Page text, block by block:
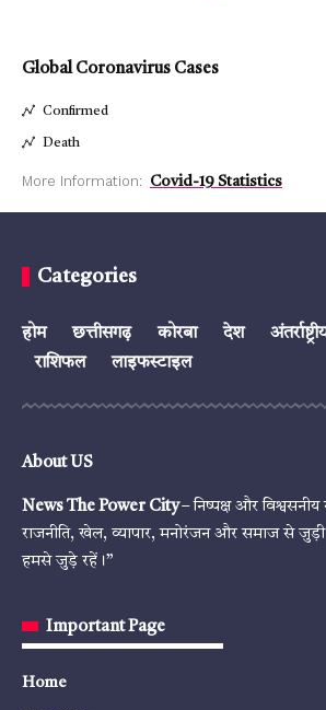
Global Coronavirus Cases
Confirmed
Death
More Information: Covid-19 Statistics
Categories
होम छत्तीसगढ़ कोरबा देश
राशिफल
लाइफस्टाइल
About US
News The Power City– निष्पक्ष और विश्वसनीय
राजनीति, खेल, व्यापार, मनोरंजन और समाज से
हमसे जुड़े रहें।”
Important Page
Home